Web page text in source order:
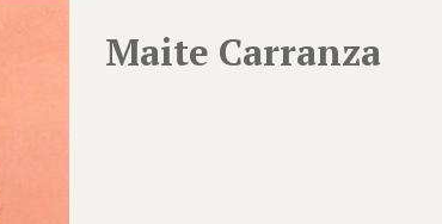
Maite Carranza